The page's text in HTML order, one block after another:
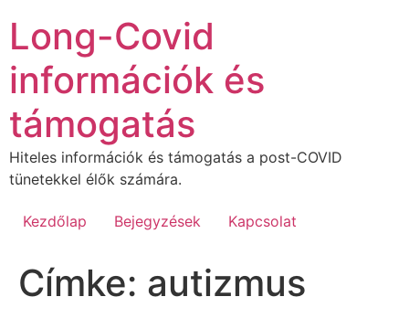
tartalomhoz
Long-Covid
információk és
támogatás
Hiteles információk és támogatás a post-COVID
tünetekkel élők számára.
Kezdőlap Bejegyzések Kapcsolat
Címke: autizmus